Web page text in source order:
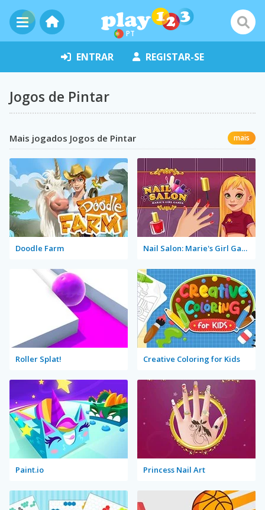
PT
ENTRAR REGISTAR-SE
Jogos de Pintar
Mais jogados Jogos de Pintar mais
Doodle Farm Nail Salon: Marie's Girl Games
Roller Splat! Creative Coloring for Kids
Paint.io Princess Nail Art